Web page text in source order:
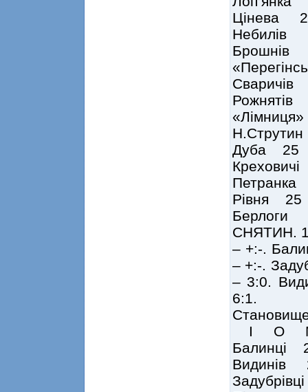
Цінева
Дуба
Рівня
СНЯТИН. 1
– +:-.
– +:-.
– 3:0.
6:1.
І О